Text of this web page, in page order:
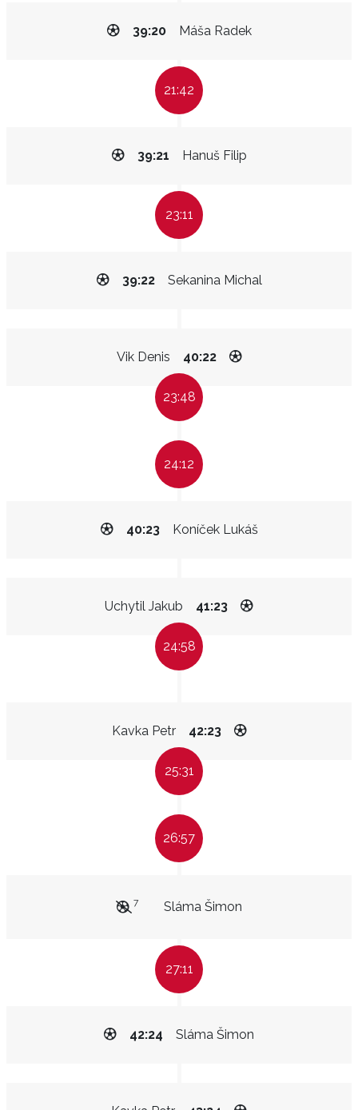
Máša Radek
39:20
21:42
Hanuš Filip
39:21
23:11
Sekanina Michal
39:22
Vik Denis 40:22
23:48
24:12
Koníček Lukáš
40:23
Uchytil Jakub 41:23
24:58
Kavka Petr 42:23
25:31
26:57
Sláma Šimon
7
27:11
Sláma Šimon
42:24